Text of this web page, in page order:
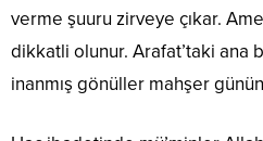
verme şuuru zirveye çıkar.
dikkatli olunur. Arafat’taki ana
inanmış gönüller mahşer